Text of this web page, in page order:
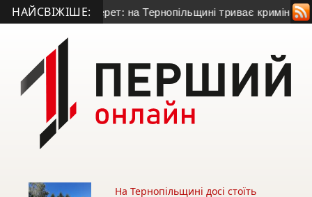
НАЙСВІЖІШЕ:
Серет: на Тернопільщині триває кримінальне
На Тернопільщині досі стоїть